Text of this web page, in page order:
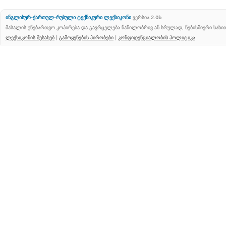
ინგლისურ-ქართულ-რუსული ტექნიკური ლექსიკონი ვერსია 2.0b
მასალის უნებართვო კოპირება და გავრცელება ნაწილობრივ ან სრულად, ნებისმიერი
ლექსიკონის შესახებ | გამოყენების პირობები | კონფიდენციალობის პოლიტიკა